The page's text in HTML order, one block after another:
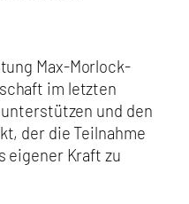
Max-Morlock-
im letzten
und den
der die Teilnahme
eigener Kraft zu